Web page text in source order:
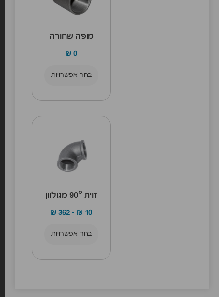
מופה שחורה
₪ 0
בחר אפשרויות
זוית 90° מגולוון
₪ 10
–
₪ 362
בחר אפשרויות